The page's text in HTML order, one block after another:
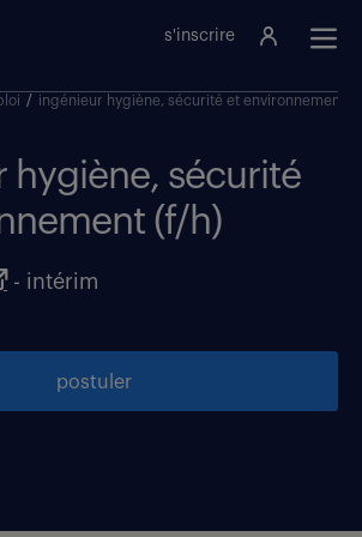
s'inscrire
/ ingénieur hygiène, sécurité et environnement
hygiène, sécurité
(f/h)
- intérim
postuler